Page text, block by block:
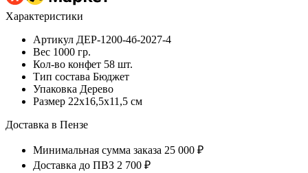
Характеристики
Артикул ДЕР-1200-4б-2027-4
Вес 1000 гр.
Кол-во конфет 58 шт.
Тип состава Бюджет
Упаковка Дерево
Размер 22x16,5x11,5 см
Доставка в Пензе
Минимальная сумма заказа 25 000 ₽
Доставка до ПВЗ 2 700 ₽